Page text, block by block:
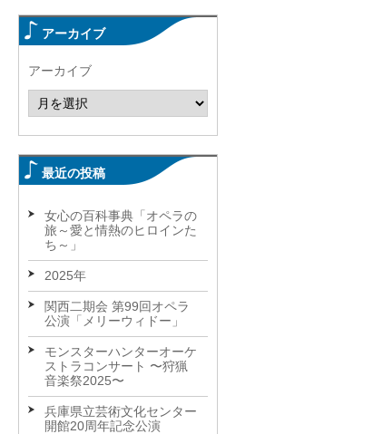
アーカイブ
アーカイブ
最近の投稿
女心の百科事典「オペラの
旅～愛と情熱のヒロインた
ち～」
2025年
関西二期会 第99回オペラ
公演「メリーウィドー」
モンスターハンターオーケ
ストラコンサート 〜狩猟
音楽祭2025〜
兵庫県立芸術文化センター
開館20周年記念公演